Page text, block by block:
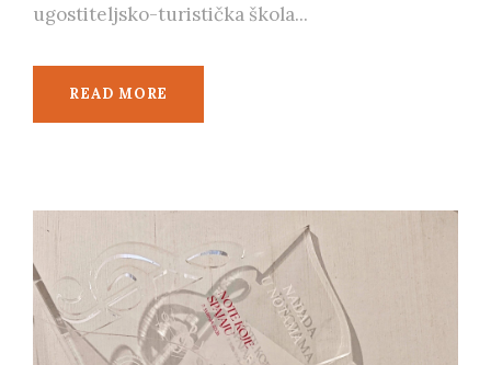
ugostiteljsko-turistička škola...
READ MORE